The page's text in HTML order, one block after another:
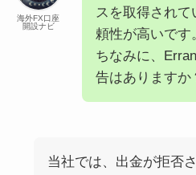
海外FX口座
開設ナビ
スを取得され
頼性が高いです
ちなみに、
告はありますか
当社では、出金が拒否